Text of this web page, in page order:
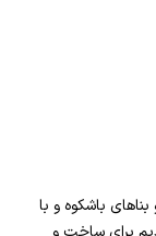
باشکوه و با